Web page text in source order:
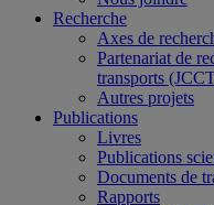
Recherche
Axes de
Partenariat de
transports
Autres projets
Publications
Livres
Publications
Documents de
Rapports